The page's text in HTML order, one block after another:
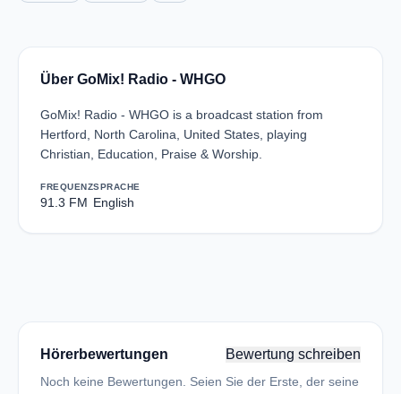
Über GoMix! Radio - WHGO
GoMix! Radio - WHGO is a broadcast station from
Hertford, North Carolina, United States, playing
Christian, Education, Praise & Worship.
FREQUENZ
91.3 FM
SPRACHE
English
Hörerbewertungen Bewertung schreiben
Noch keine Bewertungen. Seien Sie der Erste, der seine